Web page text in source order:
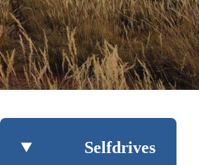
Selfdrives